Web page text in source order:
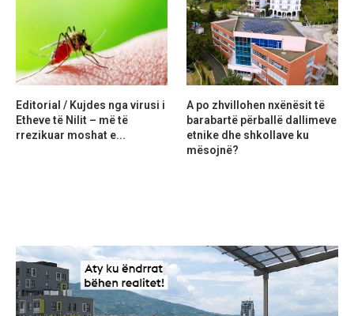
Editorial / Kujdes nga virusi i
Etheve të Nilit – më të
rrezikuar moshat e...
A po zhvillohen nxënësit të
barabartë përballë dallimeve
etnike dhe shkollave ku
mësojnë?